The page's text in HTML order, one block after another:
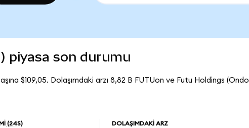
piyasa son durumu
$109,05. Dolaşımdaki arzı 8,82 B FUTUon ve Futu Holdings (Ondo
(24S) DOLAŞIMDAKI ARZ